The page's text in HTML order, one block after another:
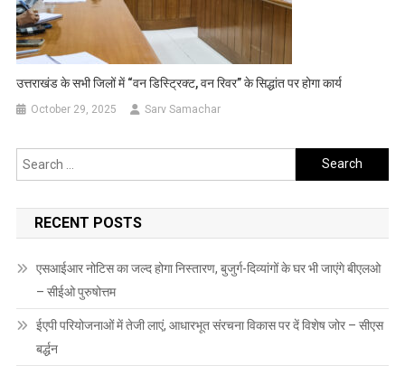
उत्तराखंड के सभी जिलों में “वन डिस्ट्रिक्ट, वन रिवर” के सिद्धांत पर होगा कार्य
October 29, 2025 Sarv Samachar
Search
for:
RECENT POSTS
एसआईआर नोटिस का जल्द होगा निस्तारण, बुजुर्ग-दिव्यांगों के घर भी जाएंगे बीएलओ
– सीईओ पुरुषोत्तम
ईएपी परियोजनाओं में तेजी लाएं, आधारभूत संरचना विकास पर दें विशेष जोर – सीएस
बर्द्धन